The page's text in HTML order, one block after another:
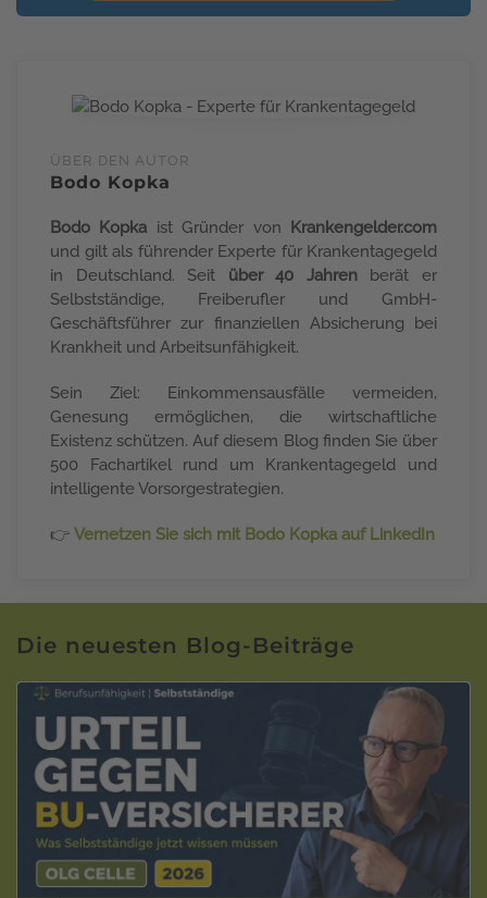
ÜBER DEN AUTOR
Bodo Kopka
Bodo Kopka ist Gründer von
Krankengelder.com
und gilt als führender Experte für Krankentagegeld
in Deutschland. Seit über 40 Jahrenberät er
Selbstständige, Freiberufler und GmbH-
Geschäftsführer zur finanziellen Absicherung bei
Krankheit und Arbeitsunfähigkeit.
Sein Ziel: Einkommensausfälle vermeiden,
Genesung ermöglichen, die wirtschaftliche
Existenz schützen. Auf diesem Blog finden Sie über
500 Fachartikel rund um Krankentagegeld und
intelligente Vorsorgestrategien.
👉 Vernetzen Sie sich mit Bodo Kopka auf LinkedIn
Die neuesten Blog-Beiträge